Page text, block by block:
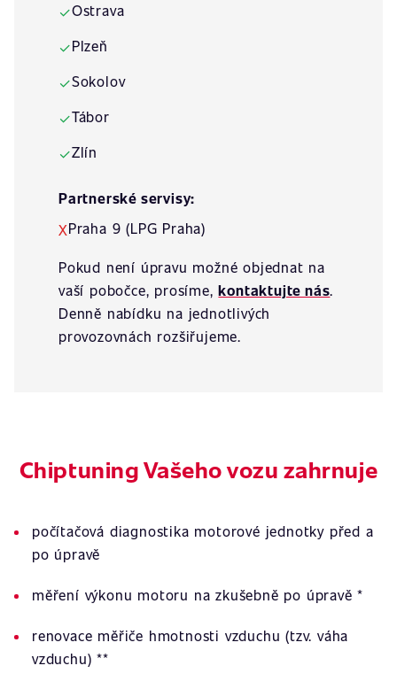
✓Ostrava
✓Plzeň
✓Sokolov
✓Tábor
✓Zlín
Partnerské servisy:
XPraha 9 (LPG Praha)
Pokud není úpravu možné objednat na
vaší pobočce, prosíme,kontaktujte nás.
Denně nabídku na jednotlivých
provozovnách rozšiřujeme.
Chiptuning Vašeho vozu zahrnuje
počítačová diagnostika motorové jednotky před a
po úpravě
měření výkonu motoru na zkušebně po úpravě *
renovace měřiče hmotnosti vzduchu (tzv. váha
vzduchu) **